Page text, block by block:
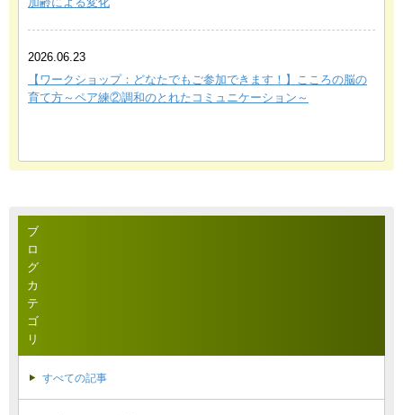
2026.06.23
【ワークショップ：どなたでもご参加できます！】こころの脳の
育て方～ペア練②調和のとれたコミュニケーション～
ブ
ロ
グ
カ
テ
ゴ
リ
すべての記事